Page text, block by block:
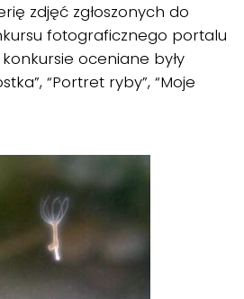
zdjęć zgłoszonych do
fotograficznego portalu
oceniane były
“Portret ryby”, “Moje